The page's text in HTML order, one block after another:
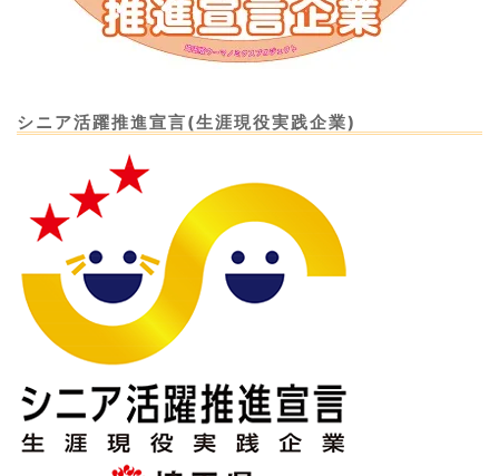
シニア活躍推進宣言(生涯現役実践企業)